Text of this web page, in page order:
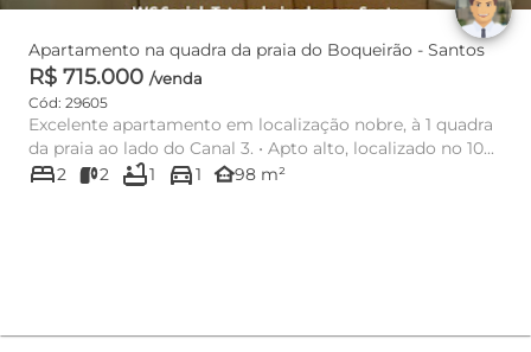
Apartamento na quadra da praia do Boqueirão - Santos
R$ 715.000 /venda
Cód: 29605
Excelente apartamento em localização nobre, à 1 quadra
da praia ao lado do Canal 3. • Apto alto, localizado no 10...
bed2 2 bathtub1 directions_car1 other_houses98 m²